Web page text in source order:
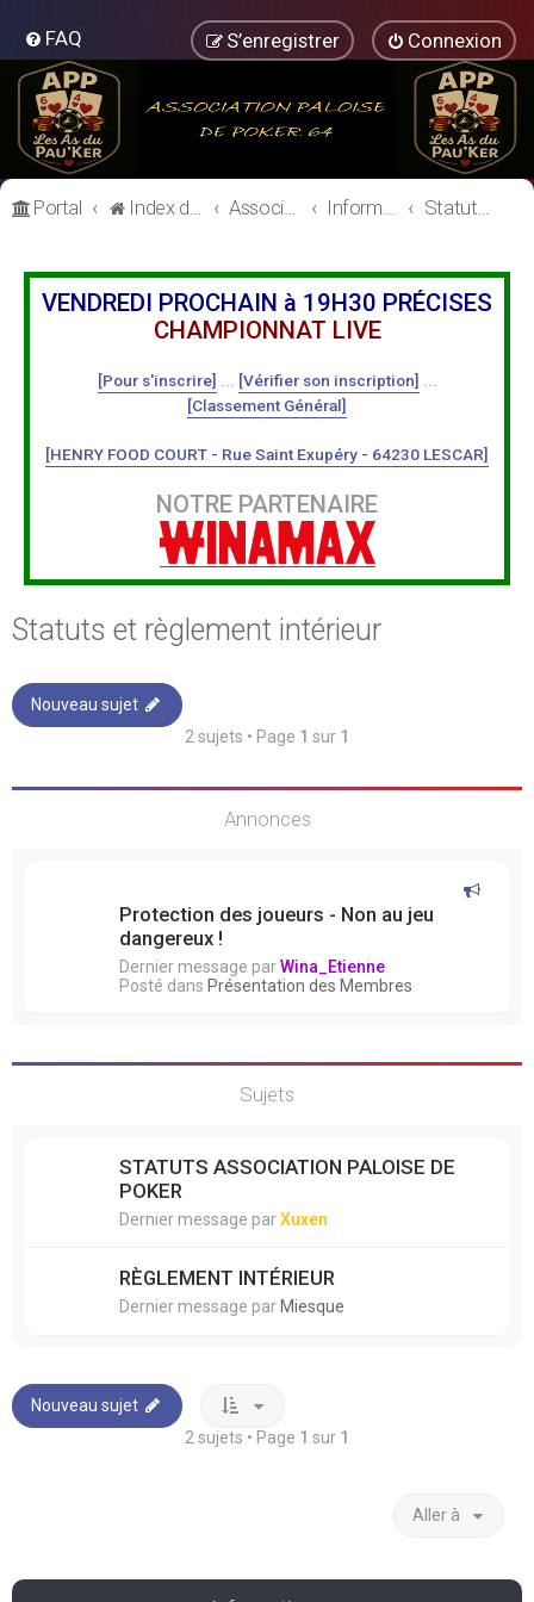
FAQ Connexion
S’enregistrer
Portal Index du forum Association Paloise de Poker Informations Générales Statuts et règlement intérieur
VENDREDI PROCHAIN à 19H30 PRÉCISES
CHAMPIONNAT LIVE
[Pour s'inscrire] [Vérifier son inscription]
[Classement Général]
[HENRY FOOD COURT - Rue Saint Exupéry - 64230 LESCAR]
NOTRE PARTENAIRE
Statuts et règlement intérieur
Nouveau sujet
2 sujets • Page 1 sur 1
Annonces
Protection des joueurs - Non au jeu
dangereux !
Dernier message parWina_Etienne
Posté dans Présentation des Membres
Sujets
STATUTS ASSOCIATION PALOISE DE
POKER
Dernier message parXuxen
RÈGLEMENT INTÉRIEUR
Dernier message parMiesque
Nouveau sujet
2 sujets • Page 1 sur 1
Aller à